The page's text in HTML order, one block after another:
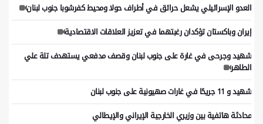
العدو الإسرائيلي يشعل حرائق في أطراف حولا ومحيط كفرشوبا جنوب لبنان
إيران وباكستان تؤكدان رغبتهما في تعزيز العلاقات الاقتصادية
شهيد وجرحى في غارة على جنوب لبنان وقصف مدفعي يستهدف تلة علي
الطاهر
شهيد و 11 جريحًا في غارات صهيونية على جنوب لبنان
محادثة هاتفية بين وزيري الخارجية الإيراني والإيطالي